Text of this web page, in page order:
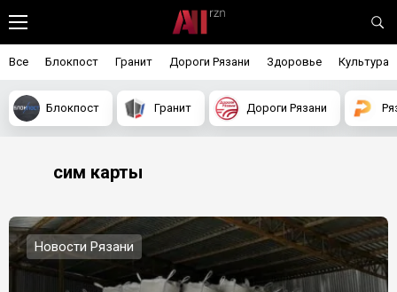
Все Блокпост Гранит Дороги Рязани Здоровье Культура
Блокпост Гранит Дороги Рязани
сим карты
Новости Рязани